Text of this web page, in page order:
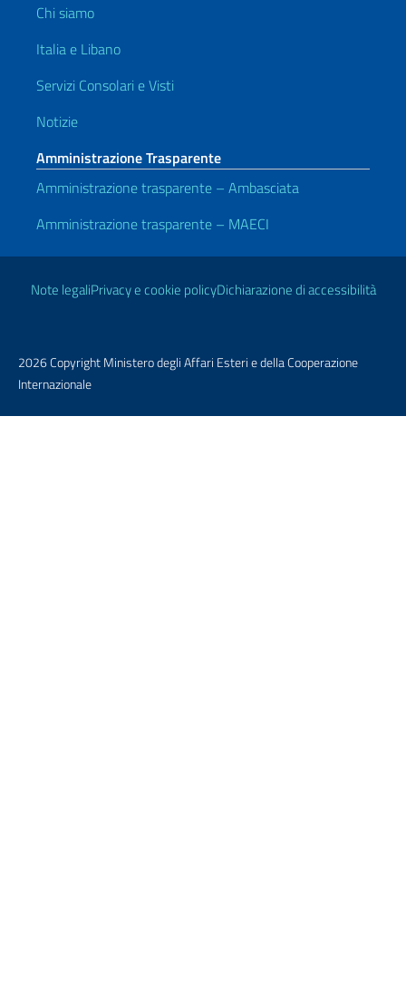
Chi siamo
Italia e Libano
Servizi Consolari e Visti
Notizie
Amministrazione Trasparente
Amministrazione trasparente – Ambasciata
Amministrazione trasparente – MAECI
Link Utili
Note legaliPrivacy e cookie policyDichiarazione di accessibilità
2026 Copyright Ministero degli Affari Esteri e della Cooperazione
Internazionale